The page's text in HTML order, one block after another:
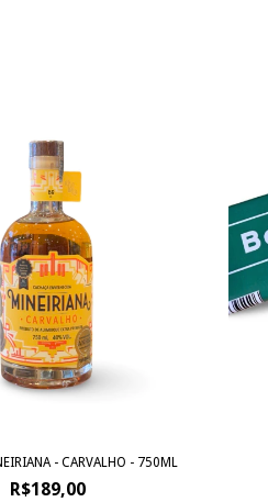
- CARVALHO - 750ML
R$189,00